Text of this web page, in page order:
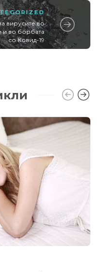
вирусите во
и во борбата
со Ковид-19